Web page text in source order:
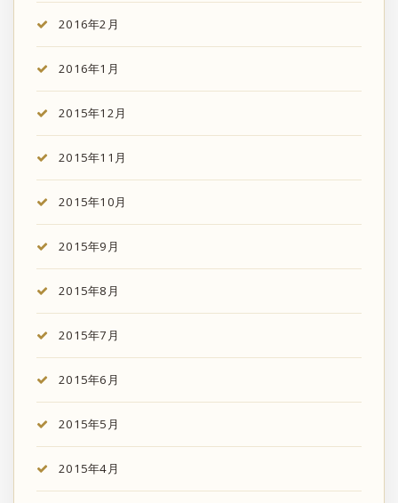
2016年2月
2016年1月
2015年12月
2015年11月
2015年10月
2015年9月
2015年8月
2015年7月
2015年6月
2015年5月
2015年4月